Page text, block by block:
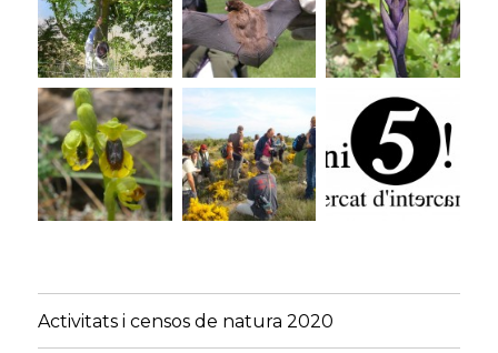
Activitats i censos de natura 2020